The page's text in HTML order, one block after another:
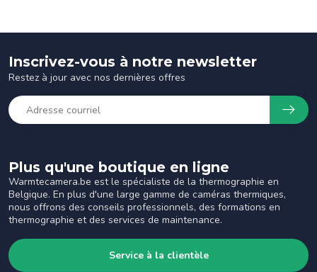
Plus qu'une boutique en ligne
Warmtecamera.be est le spécialiste de la thermographie en
Belgique. En plus d'une large gamme de caméras thermiques,
nous offrons des conseils professionnels, des formations en
thermographie et des services de maintenance.
Service à la clientèle
Inscrivez-vous à notre newsletter
Restez à jour avec nos dernières offres